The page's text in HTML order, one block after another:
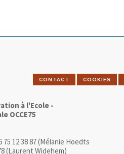
CONTACT COOKIES
à l'Ecole -
OCCE75
75 12 38 87 (Mélanie Hoedts
(Laurent Widehem)